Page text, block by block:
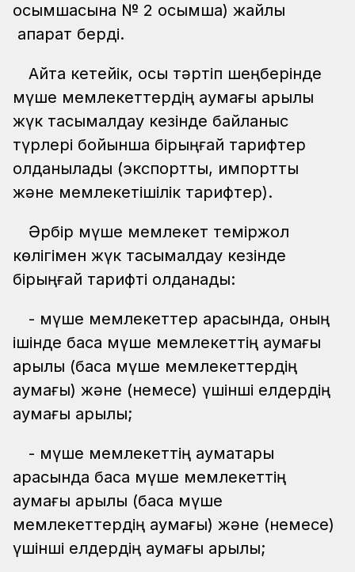
қосымшасына № 2 қосымша) жайлы
ақпарат берді.
Айта кетейік, осы тәртіп шеңберінде
мүше мемлекеттердің аумағы арқылы
жүк тасымалдау кезінде байланыс
түрлері бойынша бірыңғай тарифтер
қолданылады (экспорттық, импорттық
және мемлекетішілік тарифтер).
Әрбір мүше мемлекет теміржол
көлігімен жүк тасымалдау кезінде
бірыңғай тарифті қолданады:
- мүше мемлекеттер арасында, оның
ішінде басқа мүше мемлекеттің аумағы
арқылы (басқа мүше мемлекеттердің
аумағы) және (немесе) үшінші елдердің
аумағы арқылы;
- мүше мемлекеттің аумақтары
арасында басқа мүше мемлекеттің
аумағы арқылы (басқа мүше
мемлекеттердің аумағы) және (немесе)
үшінші елдердің аумағы арқылы;